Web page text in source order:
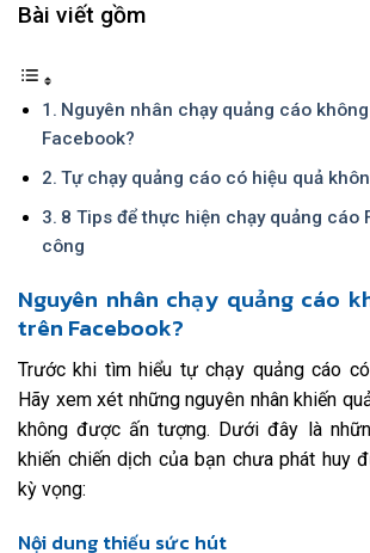
Bài viết gồm
Nguyên nhân chạy quảng cáo
Facebook?
Tự chạy quảng cáo có hiệu quả
8 Tips để thực hiện chạy quảng cáo
công
Nguyên nhân chạy quảng cáo
trên Facebook?
Trước khi tìm hiểu tự chạy quảng cáo
Hãy xem xét những nguyên nhân khiến
không được ấn tượng. Dưới đây là
khiến chiến dịch của bạn chưa phát huy
kỳ vọng:
Nội dung thiếu sức hút